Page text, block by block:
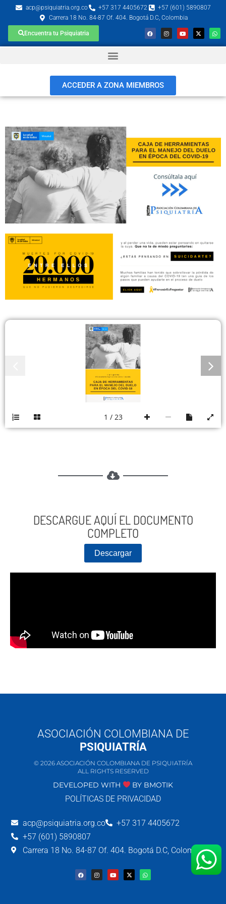
acp@psiquiatria.org.co +57 317 4405672
+57 (601) 5890807
Carrera 18 No. 84-87 Of. 404. Bogotá D.C, Colombia
Encuentra tu Psiquiatria
ACCEDER A ZONA MIEMBROS
CAJA DE HERRAMIENTAS
PARA EL MANEJO DEL DUELO
EN ÉPOCA DEL COVID-19
10 de Septiembre
Día mundial de la prevención contra el suicidio
1 / 23
DESCARGUE AQUÍ EL DOCUMENTO
COMPLETO
Descargar
ASOCIACIÓN COLOMBIANA DE
PSIQUIATRÍA
© 2026 ASOCIACIÓN COLOMBIANA DE PSIQUIATRÍA
ALL RIGHTS RESERVED
DEVELOPED WITH BY BMOTIK
POLÍTICAS DE PRIVACIDAD
acp@psiquiatria.org.co
+57 317 4405672
+57 (601) 5890807
Carrera 18 No. 84-87 Of. 404. Bogotá D.C, Colombia